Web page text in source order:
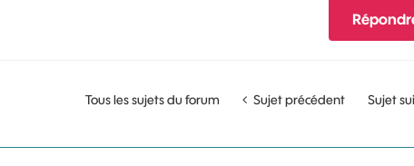
Tous les sujets du forum Sujet précédent Sujet